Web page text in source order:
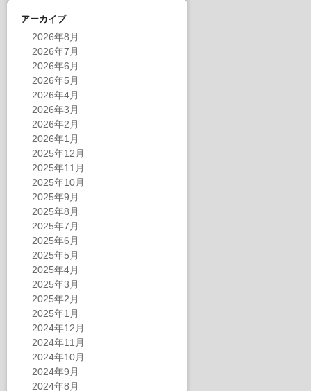
アーカイブ
2026年8月
2026年7月
2026年6月
2026年5月
2026年4月
2026年3月
2026年2月
2026年1月
2025年12月
2025年11月
2025年10月
2025年9月
2025年8月
2025年7月
2025年6月
2025年5月
2025年4月
2025年3月
2025年2月
2025年1月
2024年12月
2024年11月
2024年10月
2024年9月
2024年8月